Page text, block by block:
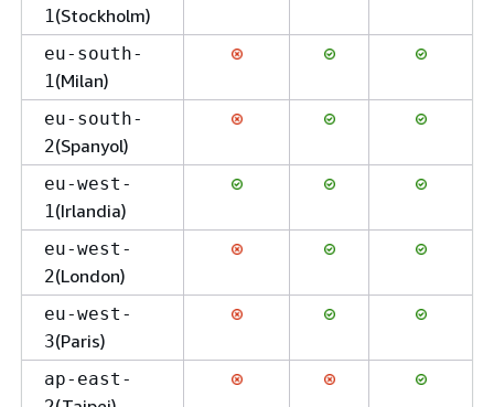
1(Stockholm)
eu-south-
1(Milan)
eu-south-
2(Spanyol)
eu-west-
1(Irlandia)
eu-west-
2(London)
eu-west-
3(Paris)
ap-east-